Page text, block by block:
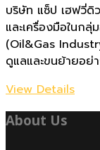
บริษัท แซ็ป เฮฟวี่ดิ
และเครื่องมือในกลุ่
(Oil&Gas
ดูแลและขนย้ายอย่
View Details
About Us